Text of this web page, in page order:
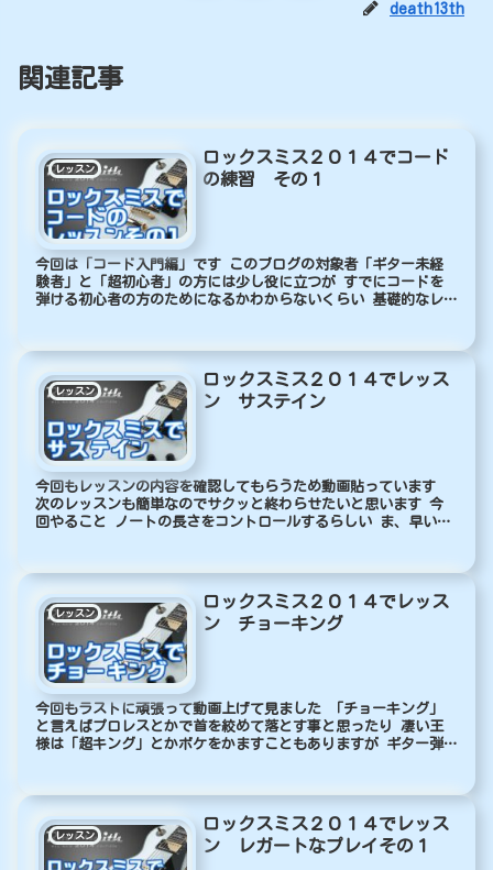
death13th
関連記事
レッスン
ロックスミス２０１４でコード
の練習 その１
今回は「コード入門編」です このブログの対象者「ギター未経
験者」と「超初心者」の方には少し役に立つが すでにコードを
弾ける初心者の方のためになるかわからないくらい 基礎的なレ
レッスン
ロックスミス２０１４でレッス
ン サステイン
今回もレッスンの内容を確認してもらうため動画貼っています
次のレッスンも簡単なのでサクッと終わらせたいと思います 今
回やること ノートの長さをコントロールするらしい ま、早い話
レッスン
ロックスミス２０１４でレッス
ン チョーキング
今回もラストに頑張って動画上げて見ました 「チョーキング」
と言えばプロレスとかで首を絞めて落とす事と思ったり 凄い王
様は「超キング」とかボケをかますこともありますが ギター弾
レッスン
ロックスミス２０１４でレッス
ン レガートなプレイその１